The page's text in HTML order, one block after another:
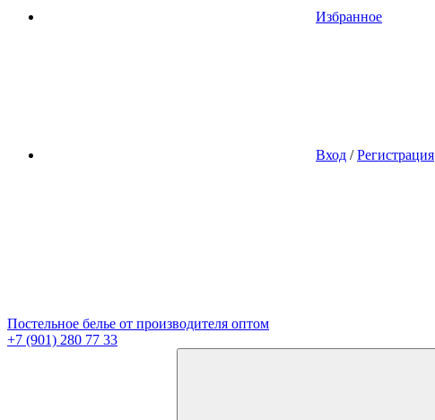
Избранное
Вход / Регистрация
Постельное белье от производителя оптом
+7 (901) 280 77 33